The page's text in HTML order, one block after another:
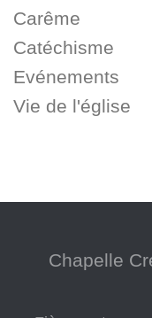
Carême
Catéchisme
Evénements
Vie de l'église
Chapelle